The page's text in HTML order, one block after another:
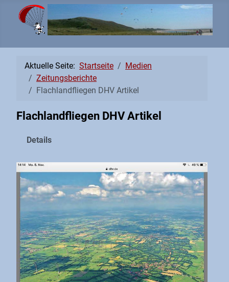
Aktuelle Seite: Startseite
Medien
Zeitungsberichte
Flachlandfliegen DHV Artikel
Flachlandfliegen DHV Artikel
Details